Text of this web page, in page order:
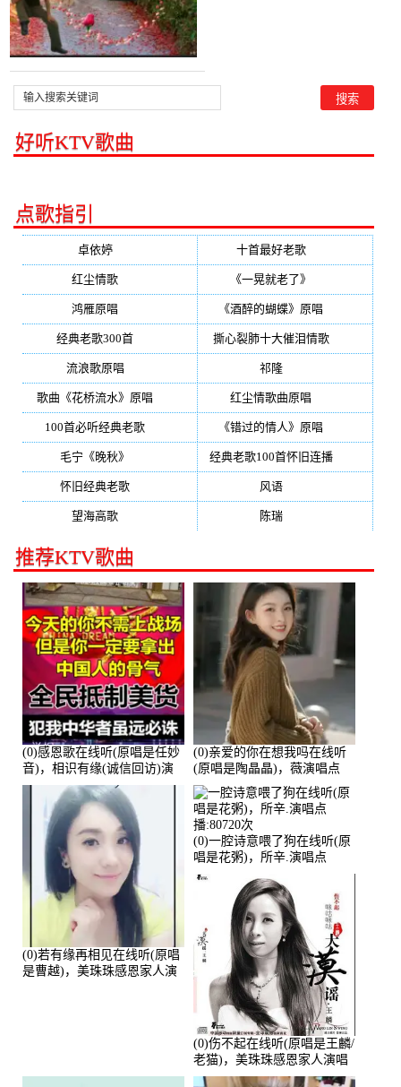
好听KTV歌曲
点歌指引
卓依婷(350) 十首最好老歌(300)
红尘情歌 《一晃就老了》
鸿雁原唱 《酒醉的蝴蝶》原唱
经典老歌300首 撕心裂肺十大催泪情歌(195)
流浪歌原唱 祁隆(188)
歌曲《花桥流水》原唱 红尘情歌曲原唱
100首必听经典老歌 《错过的情人》原唱
毛宁《晚秋》 经典老歌100首怀旧连播(134)
怀旧经典老歌 风语(132)
望海高歌 陈瑞(128)
推荐KTV歌曲
(0)感恩歌在线听(原唱是任妙
音)，相识有缘(诚信回访)演
唱点播:161288次
(0)亲爱的你在想我吗在线听
(原唱是陶晶晶)，薇演唱点
播:159722次
(0)若有缘再相见在线听(原唱
是曹越)，美珠珠感恩家人演
(0)一腔诗意喂了狗在线听(原
唱是花粥)，所辛.演唱点
播:80720次
(0)伤不起在线听(原唱是王麟/
老猫)，美珠珠感恩家人演唱
点播:80218次